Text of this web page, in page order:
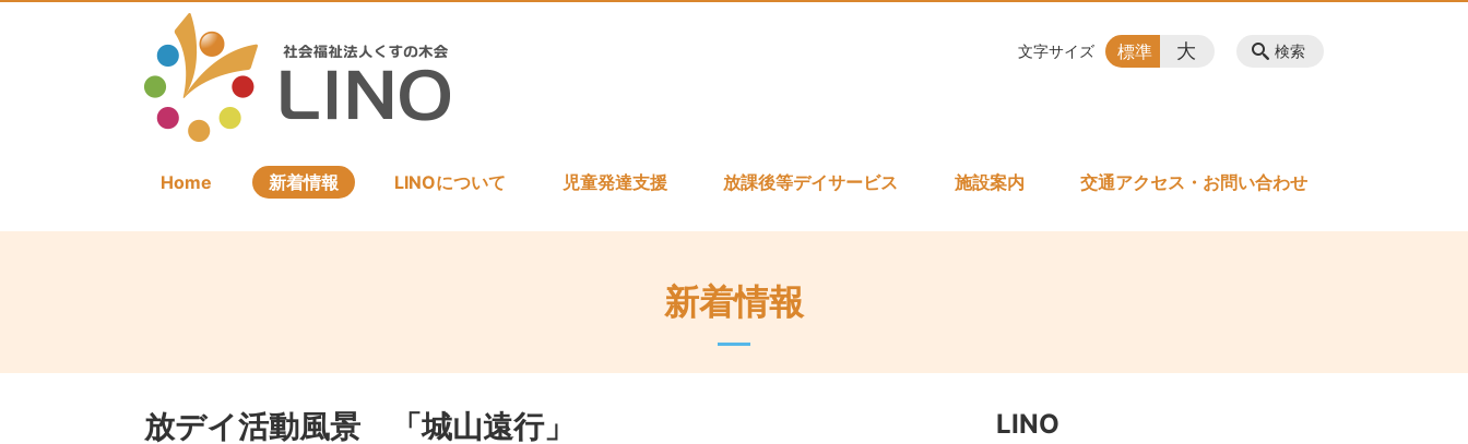
Home 新着情報 LINOについて 児童発達支援 放課後等デイサービス 施設案内 交通アクセス・お問い合わせ
検索
文字サイズ 標準 大
新着情報
放デイ活動風景 「城山遠行」 LINO